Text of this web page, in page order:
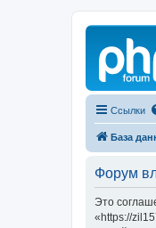
Ссылки
База
Форум
Это
«https://